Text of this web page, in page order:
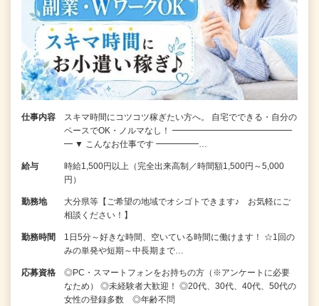
仕事内容
スキマ時間にコツコツ稼ぎたい方へ。 自宅でできる・自分の
ペースでOK・ノルマなし！ ━━━━━━━━━━━━━━
━ ▼ こんなお仕事です ━━━━━…
給与
時給1,500円以上（完全出来高制／時間額1,500円～5,000
円）
勤務地
大分県等【ご希望の地域でオシゴトできます♪ お気軽にご
相談ください！】
勤務時間
1日5分～好きな時間、空いている時間に働けます！ ☆1回の
みの単発や短期～中長期まで…
応募資格
◎PC・スマートフォンをお持ちの方（※アンケートに必要
なため） ◎未経験者大歓迎！ ◎20代、30代、40代、50代の
女性の登録多数 ◎年齢不問